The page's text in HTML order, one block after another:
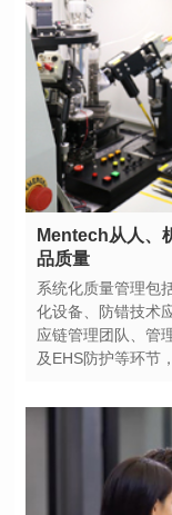
品质量
及EHS防护等环节